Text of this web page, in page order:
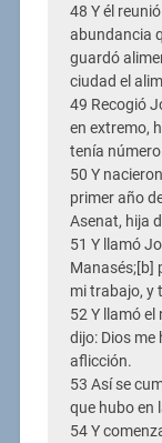
48 Y él
abundancia
guardó
ciudad el
49 Recogió
en extremo,
tenía
50 Y
primer año
Asenat, hija
51 Y llamó
Manasés;[b]
mi trabajo, y
52 Y llamó
dijo: Dios
aflicción.
53 Así se
que hubo en
54 Y